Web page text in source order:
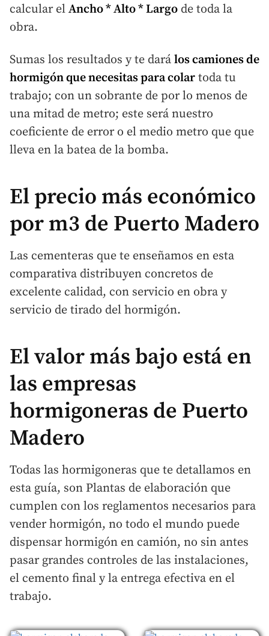
calcular el Ancho * Alto * Largo de toda la
obra.
Sumas los resultados y te dará los camiones de
hormigón que necesitas para colar toda tu
trabajo; con un sobrante de por lo menos de
una mitad de metro; este será nuestro
coeficiente de error o el medio metro que que
lleva en la batea de la bomba.
El precio más económico
por m3 de Puerto Madero
Las cementeras que te enseñamos en esta
comparativa distribuyen concretos de
excelente calidad, con servicio en obra y
servicio de tirado del hormigón.
El valor más bajo está en
las empresas
hormigoneras de Puerto
Madero
Todas las hormigoneras que te detallamos en
esta guía, son Plantas de elaboración que
cumplen con los reglamentos necesarios para
vender hormigón, no todo el mundo puede
dispensar hormigón en camión, no sin antes
pasar grandes controles de las instalaciones,
el cemento final y la entrega efectiva en el
trabajo.